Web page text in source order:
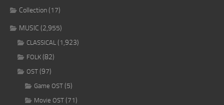
Collection(17)
MUSIC (2,955)
CLASSICAL (1,923)
FOLK (82)
OST (97)
Game OST (5)
Movie OST (71)